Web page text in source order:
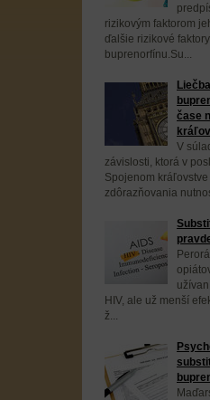
rizikovým faktorom
ďalšie rizikové
buprenorfínu.Su...
čase
V
závislosti, ktorá v
Spojenom
zdôrazňovania
HIV, ale už menší
ž...